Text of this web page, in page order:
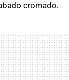
cromado.